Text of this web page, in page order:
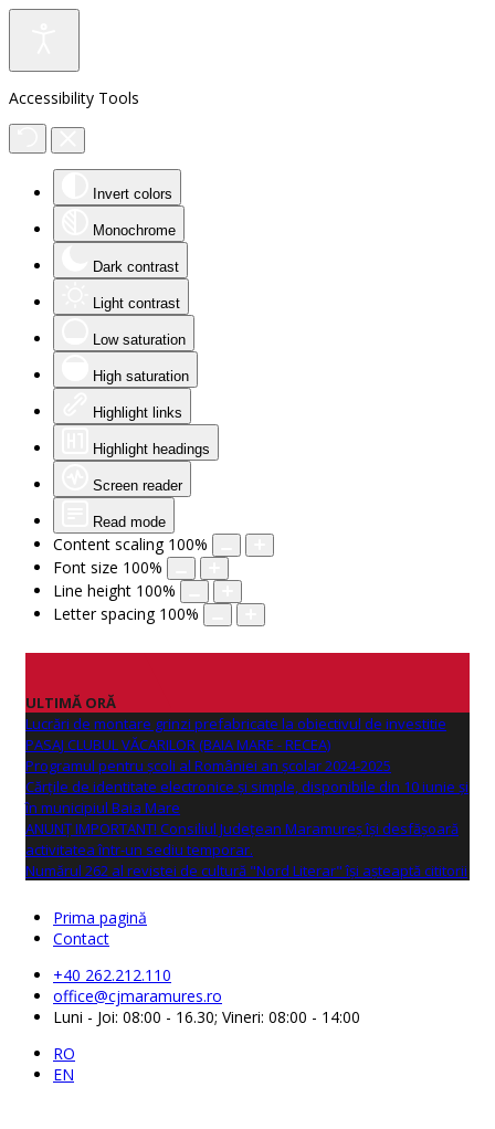
Accessibility Tools
Invert colors
Monochrome
Dark contrast
Light contrast
Low saturation
High saturation
Highlight links
Highlight headings
Screen reader
Read mode
Content scaling 100%
Font size 100%
Line height 100%
Letter spacing 100%
ULTIMĂ ORĂ
Lucrări de montare grinzi prefabricate la obiectivul de investitie
PASAJ CLUBUL VĂCARILOR (BAIA MARE - RECEA)
Programul pentru școli al României an școlar 2024-2025
Cărțile de identitate electronice și simple, disponibile din 10 iunie și
în municipiul Baia Mare
ANUNŢ IMPORTANT! Consiliul Județean Maramureș își desfășoară
activitatea într-un sediu temporar.
Numărul 262 al revistei de cultură "Nord Literar" își așteaptă cititorii
Prima pagină
Contact
+40 262.212.110
office@cjmaramures.ro
Luni - Joi: 08:00 - 16.30; Vineri: 08:00 - 14:00
RO
EN